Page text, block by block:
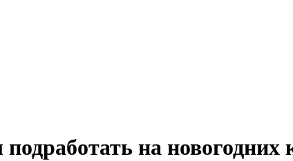
на новогодних